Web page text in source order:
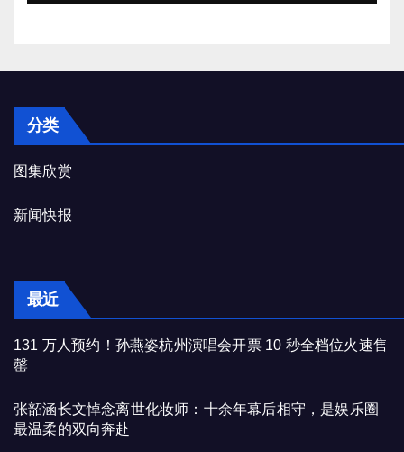
分类
图集欣赏
新闻快报
最近
131 万人预约！孙燕姿杭州演唱会开票 10 秒全档位火速售
罄
张韶涵长文悼念离世化妆师：十余年幕后相守，是娱乐圈
最温柔的双向奔赴